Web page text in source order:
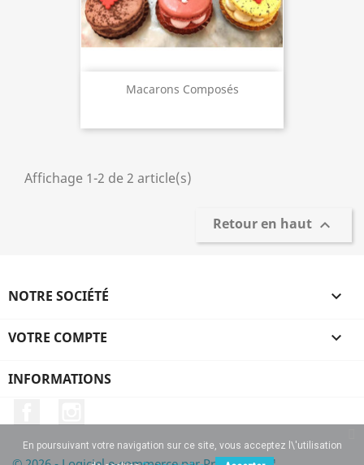
Macarons Composés
Affichage 1-2 de 2 article(s)
Retour en haut 
NOTRE SOCIÉTÉ 
VOTRE COMPTE 
INFORMATIONS
En poursuivant votre navigation sur ce site, vous acceptez l\'utilisation